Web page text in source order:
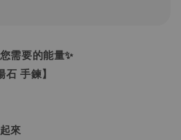
需要的能量✨
石 手鍊】
來